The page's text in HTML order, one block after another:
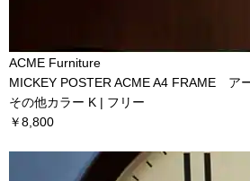
ACME Furniture
MICKEY POSTER ACME A4 FRAME ア
その他カラー K | フリー
￥8,800